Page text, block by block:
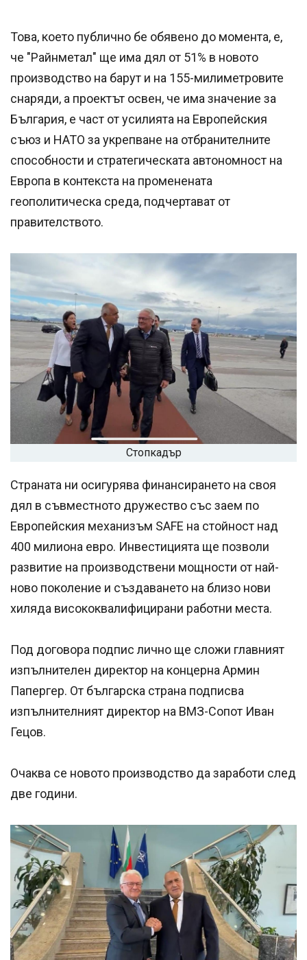
Това, което публично бе обявено до момента, е,
че "Райнметал" ще има дял от 51% в новото
производство на барут и на 155-милиметровите
снаряди, а проектът освен, че има значение за
България, е част от усилията на Европейския
съюз и НАТО за укрепване на отбранителните
способности и стратегическата автономност на
Европа в контекста на променената
геополитическа среда, подчертават от
правителството.
Стопкадър
Страната ни осигурява финансирането на своя
дял в съвместното дружество със заем по
Европейския механизъм SAFE на стойност над
400 милиона евро. Инвестицията ще позволи
развитие на производствени мощности от най-
ново поколение и създаването на близо нови
хиляда висококвалифицирани работни места.
Под договора подпис лично ще сложи главният
изпълнителен директор на концерна Армин
Папергер. От българска страна подписва
изпълнителният директор на ВМЗ-Сопот Иван
Гецов.
Очаква се новото производство да заработи след
две години.